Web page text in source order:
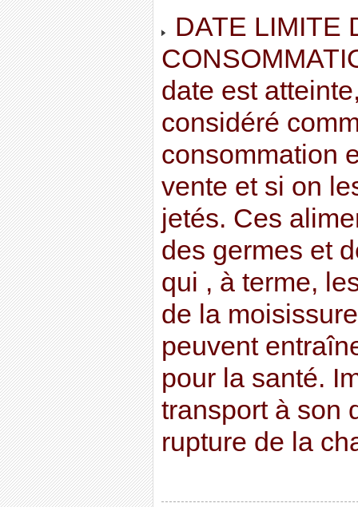
DATE LIMITE
date est
considéré
consommation
vente et si on
jetés. Ces
des germes et
qui , à terme,
de la
peuvent
pour la santé.
transport à son
rupture de la